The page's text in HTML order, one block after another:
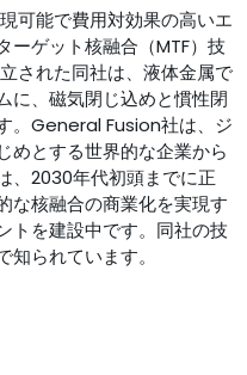
可能で費用対効果の高いエ
ーゲット核融合（MTF）技
された同社は、液体金属で
に、磁気閉じ込めと慣性閉
。General Fusion社は、ジ
めとする世界的な企業から
、2030年代初頭までに正
な核融合の商業化を実現す
トを建設中です。同社の技
られています。